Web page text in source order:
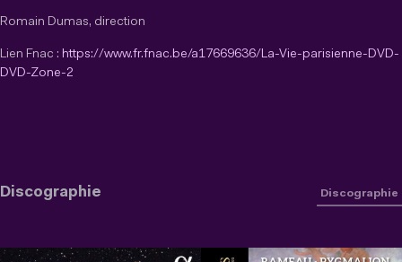
Romain Dumas, direction
Lien Fnac : https://www.fr.fnac.be/a17669636/La-Vie-parisienne-DVD-
DVD-Zone-2
Discographie Discographie